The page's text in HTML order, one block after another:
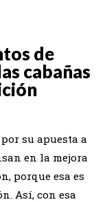
de
cabañas
su apuesta a
en la mejora
porque esa es
Así, con esa